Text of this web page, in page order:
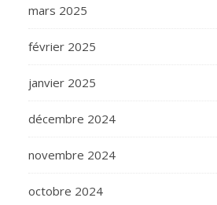
mars 2025
février 2025
janvier 2025
décembre 2024
novembre 2024
octobre 2024